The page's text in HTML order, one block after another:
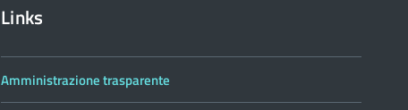
Links
Amministrazione trasparente